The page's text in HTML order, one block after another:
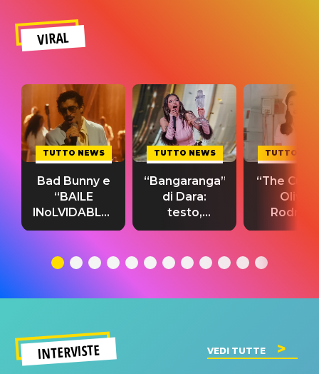
VIRAL
TUTTO NEWS
Bad Bunny e
“BAILE
INoLVIDABLE”:
testo,
significato
TUTTO NEWS
“Bangaranga”
di Dara:
testo,
traduzione e
del singolo
TUTTO
“The
Olivia
testo,
INTERVISTE VEDI TUTTE